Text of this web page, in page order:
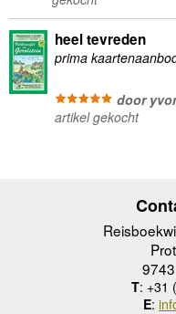
heel tevreden
prima
door
artikel gekocht
T: +31
E: